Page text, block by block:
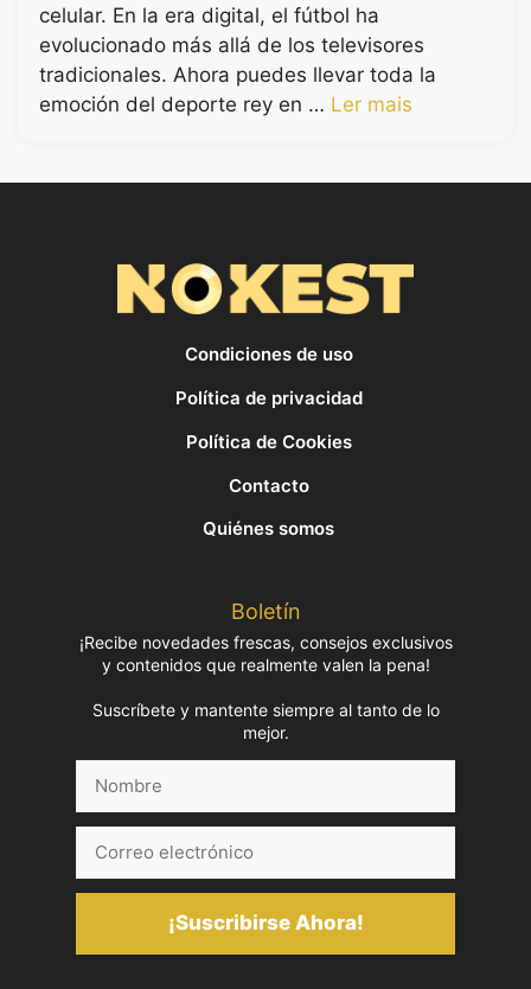
celular. En la era digital, el fútbol ha
evolucionado más allá de los televisores
tradicionales. Ahora puedes llevar toda la
emoción del deporte rey en … Ler mais
Condiciones de uso
Política de privacidad
Política de Cookies
Contacto
Quiénes somos
Boletín
¡Recibe novedades frescas, consejos exclusivos
y contenidos que realmente valen la pena!
Suscríbete y mantente siempre al tanto de lo
mejor.
electrónico
¡Suscribirse Ahora!